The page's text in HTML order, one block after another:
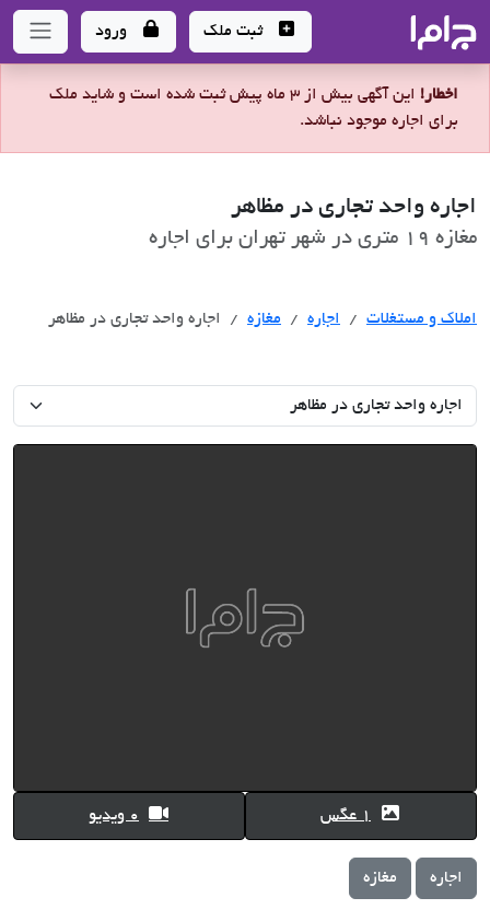
- سامانه جامع املاک و مشاورین املاک
ثبت ملک ورود
اخطار!
این آگهی بیش از 3 ماه پیش ثبت شده است و شاید ملک
برای اجاره موجود نباشد.
اجاره واحد تجاری در مظاهر
مغازه 19 متری در شهر تهران برای اجاره
املاک و مستغلات اجاره اجاره
مغازه اجاره واحد تجاری در مظاهر
1 عگس 0 ویدیو
اجاره مغازه